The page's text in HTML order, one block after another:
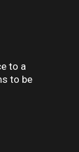
to a
to be